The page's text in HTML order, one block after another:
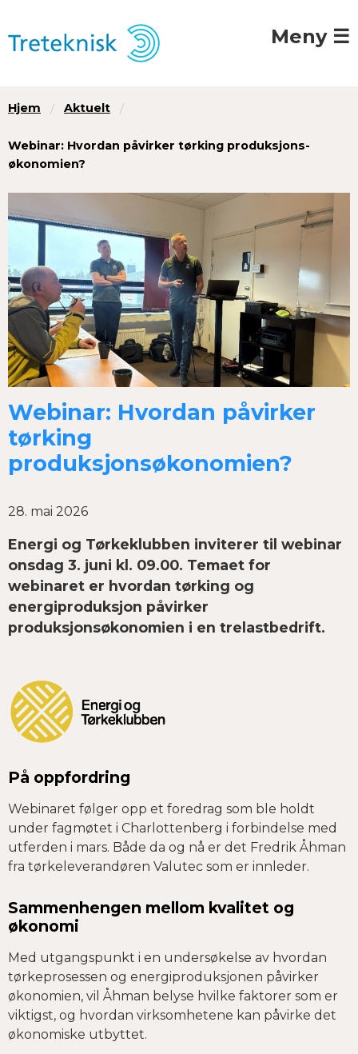
Meny ☰
Hjem Aktuelt
Webinar: Hvordan påvirker tørking produksjons­
økonomien?
Webinar: Hvordan påvirker
tørking
produksjonsøkonomien?
28. mai 2026
Energi og Tørkeklubben inviterer til webinar
onsdag 3. juni kl. 09.00. Temaet for
webinaret er hvordan tørking og
energiproduksjon påvirker
produksjonsøkonomien i en trelastbedrift.
På oppfordring
Webinaret følger opp et foredrag som ble holdt
under fagmøtet i Charlottenberg i forbindelse med
utferden i mars. Både da og nå er det Fredrik Åhman
fra tørkeleverandøren Valutec som er innleder.
Sammenhengen mellom kvalitet og
økonomi
Med utgangspunkt i en undersøkelse av hvordan
tørkeprosessen og energiproduksjonen påvirker
økonomien, vil Åhman belyse hvilke faktorer som er
viktigst, og hvordan virksomhetene kan påvirke det
økonomiske utbyttet.